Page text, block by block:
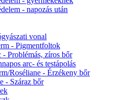
- napozás után
vonal
- Pigmentfoltok
- Problémás, zíros bőr
arc- és testápolás
Roséliane - Érzékeny bőr
- Száraz bőr